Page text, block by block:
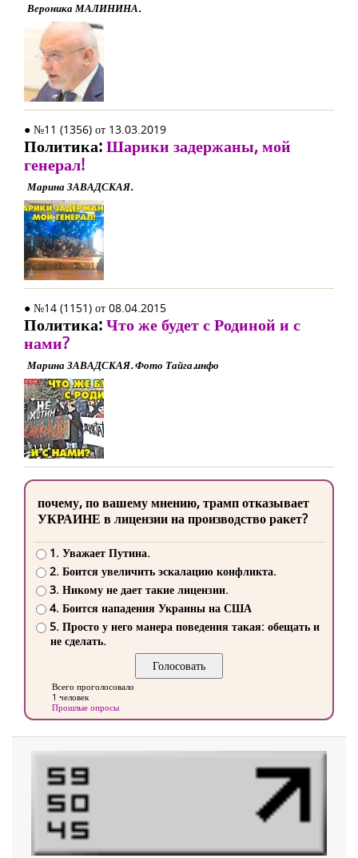
Вероника МАЛИНИНА.
● №11 (1356) от 13.03.2019
Политика:Шарики задержаны, мой
генерал!
Марина ЗАВАДСКАЯ.
● №14 (1151) от 08.04.2015
Политика:Что же будет с Родиной и с
нами?
Марина ЗАВАДСКАЯ. Фото Тайга.инфо
почему, по вашему мнению, трамп отказывает
УКРАИНЕ в лицензии на производство ракет?
1. Уважает Путина.
2. Боится увеличить эскалацию конфликта.
3. Никому не дает такие лицензии.
4. Боится нападения Украины на США
5. Просто у него манера поведения такая: обещать и
не сделать.
Всего проголосовало
1 человек
Прошлые опросы